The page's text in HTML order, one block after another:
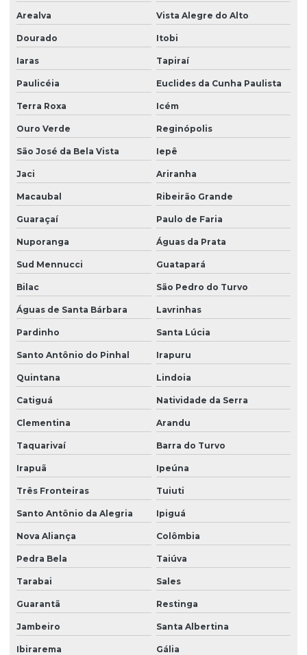
Arealva Vista Alegre do Alto
Dourado Itobi
Iaras Tapiraí
Paulicéia Euclides da Cunha Paulista
Terra Roxa Icém
Ouro Verde Reginópolis
São José da Bela Vista Iepê
Jaci Ariranha
Macaubal Ribeirão Grande
Guaraçaí Paulo de Faria
Nuporanga Águas da Prata
Sud Mennucci Guatapará
Bilac São Pedro do Turvo
Águas de Santa Bárbara Lavrinhas
Pardinho Santa Lúcia
Santo Antônio do Pinhal Irapuru
Quintana Lindoia
Catiguá Natividade da Serra
Clementina Arandu
Taquarivaí Barra do Turvo
Irapuã Ipeúna
Três Fronteiras Tuiuti
Santo Antônio da Alegria Ipiguá
Nova Aliança Colômbia
Pedra Bela Taiúva
Tarabai Sales
Guarantã Restinga
Jambeiro Santa Albertina
Ibirarema Gália